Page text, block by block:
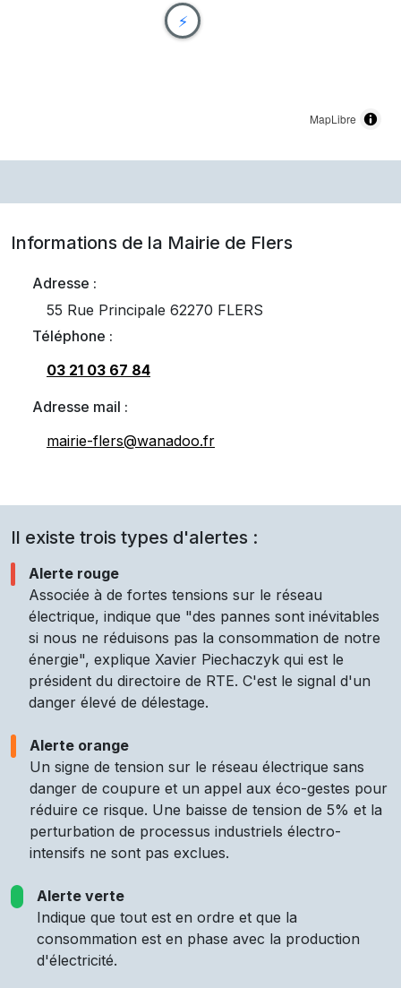
⚡
MapLibre
Informations de la Mairie de Flers
Adresse :
55 Rue Principale 62270 FLERS
Téléphone :
03 21 03 67 84
Adresse mail :
mairie-flers@wanadoo.fr
Il existe trois types d'alertes :
Alerte rouge
Associée à de fortes tensions sur le réseau
électrique, indique que "des pannes sont inévitables
si nous ne réduisons pas la consommation de notre
énergie", explique Xavier Piechaczyk qui est le
président du directoire de RTE. C'est le signal d'un
danger élevé de délestage.
Alerte orange
Un signe de tension sur le réseau électrique sans
danger de coupure et un appel aux éco-gestes pour
réduire ce risque. Une baisse de tension de 5% et la
perturbation de processus industriels électro-
intensifs ne sont pas exclues.
Alerte verte
Indique que tout est en ordre et que la
consommation est en phase avec la production
d'électricité.